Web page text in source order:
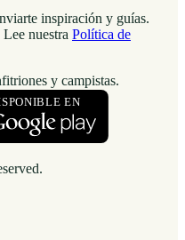
inspiración y guías.
nuestra Política de
y campistas.